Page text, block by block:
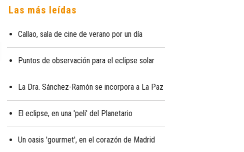
Las más leídas
Callao, sala de cine de verano por un día
Puntos de observación para el eclipse solar
La Dra. Sánchez-Ramón se incorpora a La Paz
El eclipse, en una 'peli' del Planetario
Un oasis 'gourmet', en el corazón de Madrid